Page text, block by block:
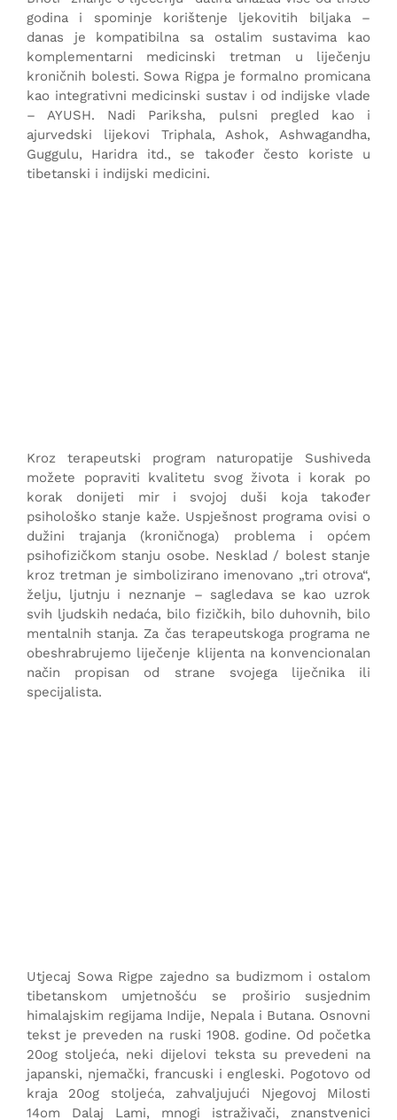
godina i spominje korištenje ljekovitih biljaka –
danas je kompatibilna sa ostalim sustavima kao
komplementarni medicinski tretman u liječenju
kroničnih bolesti. Sowa Rigpa je formalno promicana
kao integrativni medicinski sustav i od indijske vlade
– AYUSH. Nadi Pariksha, pulsni pregled kao i
ajurvedski lijekovi Triphala, Ashok, Ashwagandha,
Guggulu, Haridra itd., se također često koriste u
tibetanski i indijski medicini.
Kroz terapeutski program naturopatije Sushiveda
možete popraviti kvalitetu svog života i korak po
korak donijeti mir i svojoj duši koja također
psihološko stanje kaže. Uspješnost programa ovisi o
dužini trajanja (kroničnoga) problema i općem
psihofizičkom stanju osobe. Nesklad / bolest stanje
kroz tretman je simbolizirano imenovano „tri otrova“,
želju, ljutnju i neznanje – sagledava se kao uzrok
svih ljudskih nedaća, bilo fizičkih, bilo duhovnih, bilo
mentalnih stanja. Za čas terapeutskoga programa ne
obeshrabrujemo liječenje klijenta na konvencionalan
način propisan od strane svojega liječnika ili
specijalista.
Utjecaj Sowa Rigpe zajedno sa budizmom i ostalom
tibetanskom umjetnošću se proširio susjednim
himalajskim regijama Indije, Nepala i Butana. Osnovni
tekst je preveden na ruski 1908. godine. Od početka
20og stoljeća, neki dijelovi teksta su prevedeni na
japanski, njemački, francuski i engleski. Pogotovo od
kraja 20og stoljeća, zahvaljujući Njegovoj Milosti
14om Dalaj Lami, mnogi istraživači, znanstvenici
We try hard to make it
available for you as soon as
possible.